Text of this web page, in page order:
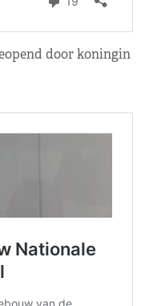
door koningin